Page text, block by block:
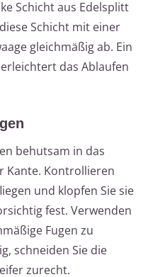
Schicht aus Edelsplitt
Schicht mit einer
gleichmäßig ab. Ein
das Ablaufen
behutsam in das
Kante. Kontrollieren
und klopfen Sie sie
fest. Verwenden
Fugen zu
schneiden Sie die
zurecht.